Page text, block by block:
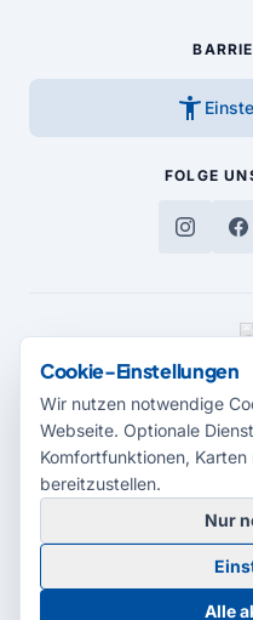
accessibility_new
FOLGE
MEDIENPARTNER
© 2026 Radio Potsdam.
Cookie-Einstellungen
Wir nutzen notwendige
Webseite. Optionale
Komfortfunktionen,
bereitzustellen.
Nur
Alle